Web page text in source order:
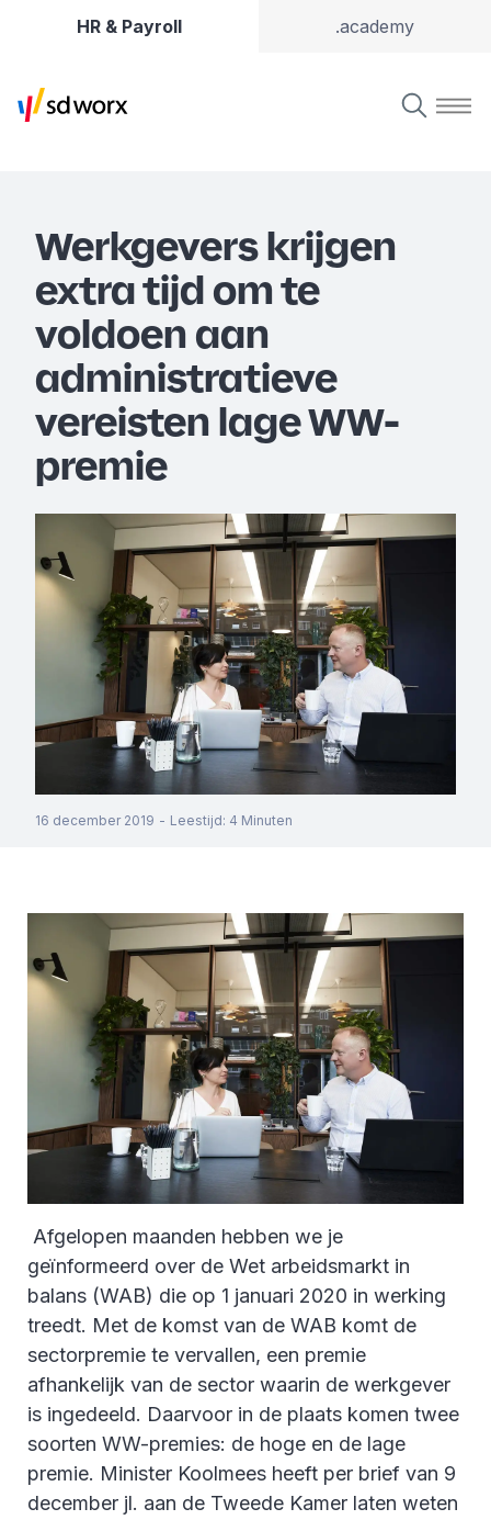
HR & Payroll .academy
Werkgevers krijgen
extra tijd om te
voldoen aan
administratieve
vereisten lage WW-
premie
16 december 2019 - Leestijd: 4 Minuten
Afgelopen maanden hebben we je
geïnformeerd over de Wet arbeidsmarkt in
balans (WAB) die op 1 januari 2020 in werking
treedt. Met de komst van de WAB komt de
sectorpremie te vervallen, een premie
afhankelijk van de sector waarin de werkgever
is ingedeeld. Daarvoor in de plaats komen twee
soorten WW-premies: de hoge en de lage
premie. Minister Koolmees heeft per brief van 9
december jl. aan de Tweede Kamer laten weten